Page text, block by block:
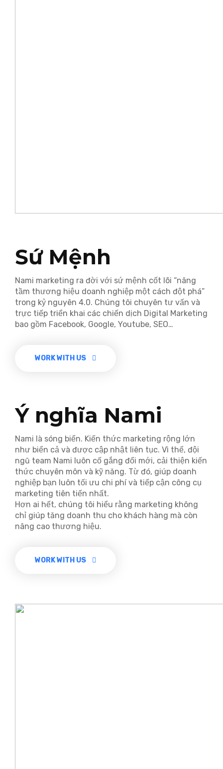
Sứ Mệnh
Nami marketing ra đời với sứ mệnh cốt lõi “nâng
tầm thương hiệu doanh nghiệp một cách đột phá”
trong kỷ nguyên 4.0. Chúng tôi chuyên tư vấn và
trực tiếp triển khai các chiến dịch Digital Marketing
bao gồm Facebook, Google, Youtube, SEO…
WORK WITH US
Ý nghĩa Nami
Nami là sóng biển. Kiến thức marketing rộng lớn
như biển cả và được cập nhật liên tục. Vì thế, đội
ngũ team Nami luôn cố gắng đổi mới, cải thiện kiến
thức chuyên môn và kỹ năng. Từ đó, giúp doanh
nghiệp bạn luôn tối ưu chi phí và tiếp cận công cụ
marketing tiên tiến nhất.
Hơn ai hết, chúng tôi hiểu rằng marketing không
chỉ giúp tăng doanh thu cho khách hàng mà còn
nâng cao thương hiệu.
WORK WITH US